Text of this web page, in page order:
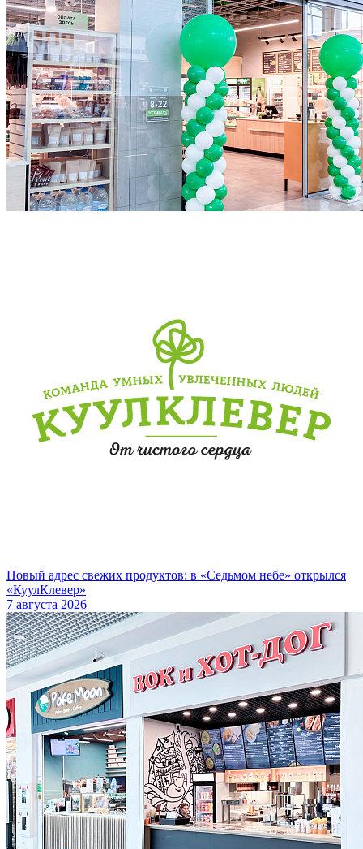
Новый адрес свежих продуктов: в «Седьмом небе» открылся
«КуулКлевер»
7 августа 2026